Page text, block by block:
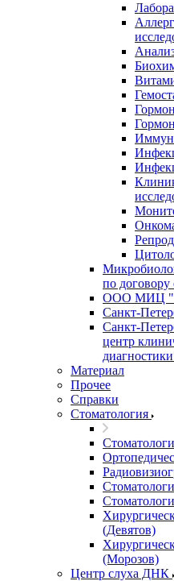
по
ООО МИЦ
Санкт-
Санкт-
центр
Материал
Прочее
Справки
Стоматология
(Девятов)
(Морозов)
Центр слуха ДНК